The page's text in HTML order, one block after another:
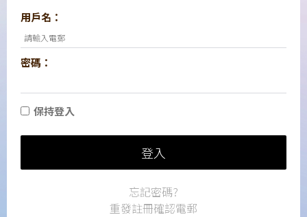
用戶名：
密碼：
保持登入
登入
忘記密碼?
重發註冊確認電郵